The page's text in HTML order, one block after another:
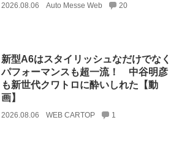
2026.08.06 Auto Messe Web 20
新型A6はスタイリッシュなだけでなく
パフォーマンスも超一流！ 中谷明彦
も新世代クワトロに酔いしれた【動
画】
2026.08.06 WEB CARTOP 1